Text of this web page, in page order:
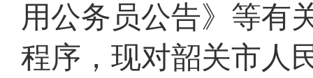
用公务员公告》 等有
程序 ， 现对韶关市人